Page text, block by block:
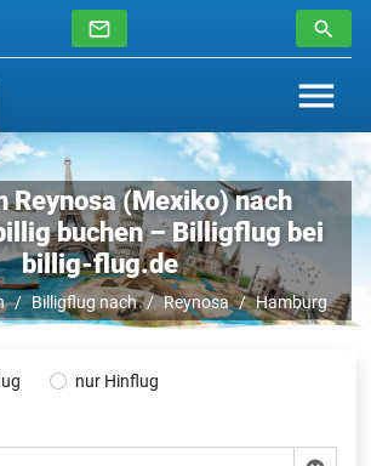
Reynosa (Mexiko) nach
buchen – Billigflug bei
billig-flug.de
Billigflug nach Reynosa Hamburg
nur Hinflug